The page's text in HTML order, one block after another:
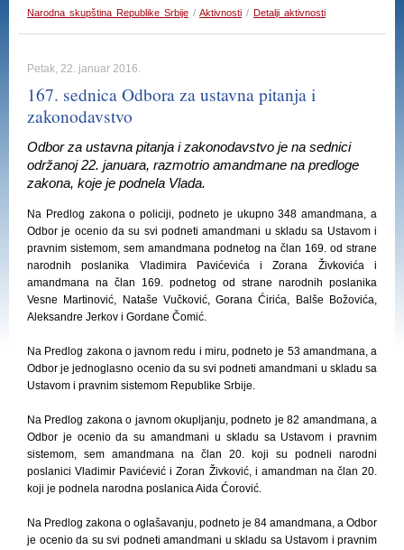
Narodna skupština Republike Srbije / Aktivnosti / Detalji aktivnosti
Petak, 22. januar 2016.
167. sednica Odbora za ustavna pitanja i
zakonodavstvo
Odbor za ustavna pitanja i zakonodavstvo je na sednici
održanoj 22. januara, razmotrio amandmane na predloge
zakona, koje je podnela Vlada.
Na Predlog zakona o policiji, podneto je ukupno 348 amandmana, a
Odbor je ocenio da su svi podneti amandmani u skladu sa Ustavom i
pravnim sistemom, sem amandmana podnetog na član 169. od strane
narodnih poslanika Vladimira Pavićevića i Zorana Živkovića i
amandmana na član 169. podnetog od strane narodnih poslanika
Vesne Martinović, Nataše Vučković, Gorana Ćirića, Balše Božovića,
Aleksandre Jerkov i Gordane Čomić.
Na Predlog zakona o javnom redu i miru, podneto je 53 amandmana, a
Odbor je jednoglasno ocenio da su svi podneti amandmani u skladu sa
Ustavom i pravnim sistemom Republike Srbije.
Na Predlog zakona o javnom okupljanju, podneto je 82 amandmana, a
Odbor je ocenio da su amandmani u skladu sa Ustavom i pravnim
sistemom, sem amandmana na član 20. koji su podneli narodni
poslanici Vladimir Pavićević i Zoran Živković, i amandman na član 20.
koji je podnela narodna poslanica Aida Ćorović.
Na Predlog zakona o oglašavanju, podneto je 84 amandmana, a Odbor
je ocenio da su svi podneti amandmani u skladu sa Ustavom i pravnim